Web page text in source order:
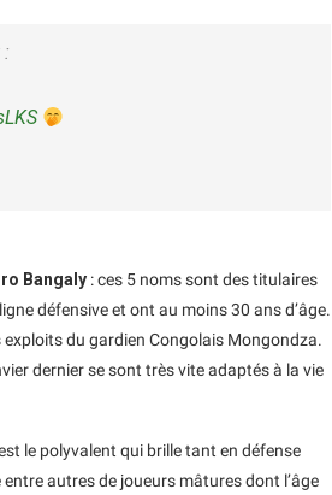
Bangaly : ces 5 noms sont des titulaires
défensive et ont au moins 30 ans d’âge.
exploits du gardien Congolais Mongondza.
dernier se sont très vite adaptés à la vie
le polyvalent qui brille tant en défense
autres de joueurs mâtures dont l’âge